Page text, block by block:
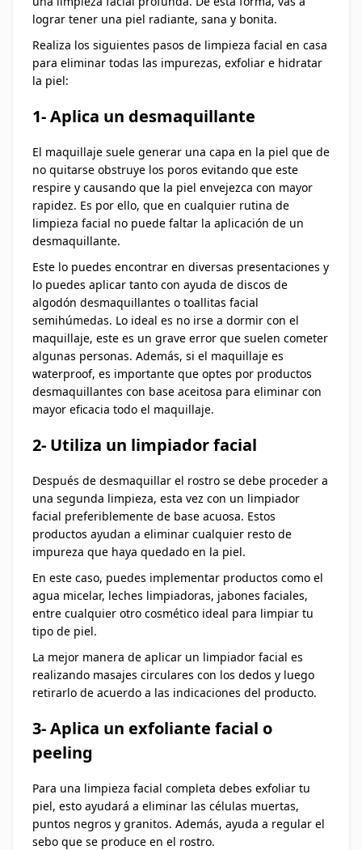
lograr tener una piel radiante, sana y bonita.
Realiza los siguientes pasos de limpieza facial en casa
para eliminar todas las impurezas, exfoliar e hidratar
la piel:
1- Aplica un desmaquillante
El maquillaje suele generar una capa en la piel que de
no quitarse obstruye los poros evitando que este
respire y causando que la piel envejezca con mayor
rapidez. Es por ello, que en cualquier rutina de
limpieza facial no puede faltar la aplicación de un
desmaquillante.
Este lo puedes encontrar en diversas presentaciones y
lo puedes aplicar tanto con ayuda de discos de
algodón desmaquillantes o toallitas facial
semihúmedas. Lo ideal es no irse a dormir con el
maquillaje, este es un grave error que suelen cometer
algunas personas. Además, si el maquillaje es
waterproof, es importante que optes por productos
desmaquillantes con base aceitosa para eliminar con
mayor eficacia todo el maquillaje.
2- Utiliza un limpiador facial
Después de desmaquillar el rostro se debe proceder a
una segunda limpieza, esta vez con un limpiador
facial preferiblemente de base acuosa. Estos
productos ayudan a eliminar cualquier resto de
impureza que haya quedado en la piel.
En este caso, puedes implementar productos como el
agua micelar, leches limpiadoras, jabones faciales,
entre cualquier otro cosmético ideal para limpiar tu
tipo de piel.
La mejor manera de aplicar un limpiador facial es
realizando masajes circulares con los dedos y luego
retirarlo de acuerdo a las indicaciones del producto.
3- Aplica un exfoliante facial o
peeling
Para una limpieza facial completa debes exfoliar tu
piel, esto ayudará a eliminar las células muertas,
puntos negros y granitos. Además, ayuda a regular el
sebo que se produce en el rostro.